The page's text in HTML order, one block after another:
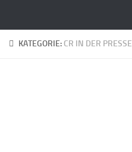
KATEGORIE: CR IN DER PRESSE